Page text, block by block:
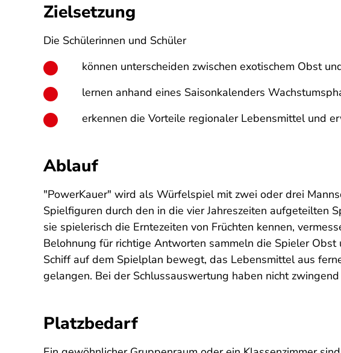
Zielsetzung
Die Schülerinnen und Schüler
können unterscheiden zwischen exotischem Obst
lernen anhand eines Saisonkalenders
erkennen die Vorteile regionaler Lebensmittel und
Ablauf
"PowerKauer" wird als Würfelspiel mit zwei oder drei
Spielfiguren durch den in die vier Jahreszeiten aufgeteilten
sie spielerisch die Erntezeiten von Früchten kennen,
Belohnung für richtige Antworten sammeln die Spieler
Schiff auf dem Spielplan bewegt, das Lebensmittel aus
gelangen. Bei der Schlussauswertung haben nicht
Platzbedarf